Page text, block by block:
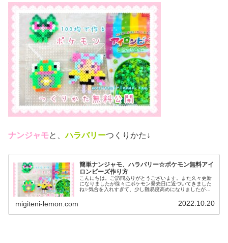
ナンジャモと、ハラバリーつくりかた↓
簡単ナンジャモ、ハラバリー☆ポケモン無料アイ
ロンビーズ作り方
こんにちは。ご訪問ありがとうございます。また久々更新
になりましたが徐々にポケモン発売日に近づいてきました
ね✨気合を入れすぎて、少し難易度高めになりましたがぜ
migiteni-lemon.com 2022.10.20